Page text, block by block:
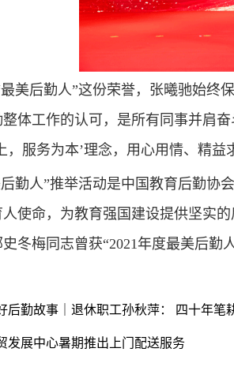
美后勤人”这份荣誉，张曦驰始终
体工作的认可，是所有同事并肩
，服务为本’理念，用心用情、精
勤人”推举活动是中国教育后勤协
使命，为教育强国建设提供坚实
冬梅同志曾获“2021年度最美后勤
后勤故事｜退休职工孙秋萍： 四十年笔
发展中心暑期推出上门配送服务